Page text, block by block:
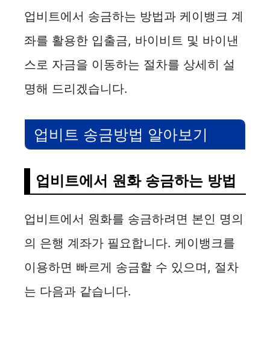
업비트에서 송금하는 방법과 케이뱅크 계
좌를 활용한 입출금, 바이비트 및 바이낸
스로 자금을 이동하는 절차를 상세히 설
명해 드리겠습니다.
업비트 송금방법 알아보기
업비트에서 원화 송금하는 방법
업비트에서 원화를 송금하려면 본인 명의
의 은행 계좌가 필요합니다. 케이뱅크를
이용하면 빠르게 송금할 수 있으며, 절차
는 다음과 같습니다.